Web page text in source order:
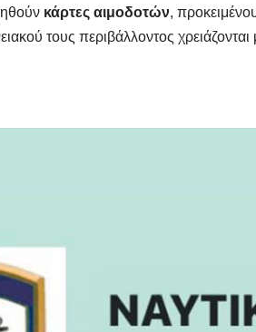
κάρτες αιμοδοτών,
τους περιβάλλοντος